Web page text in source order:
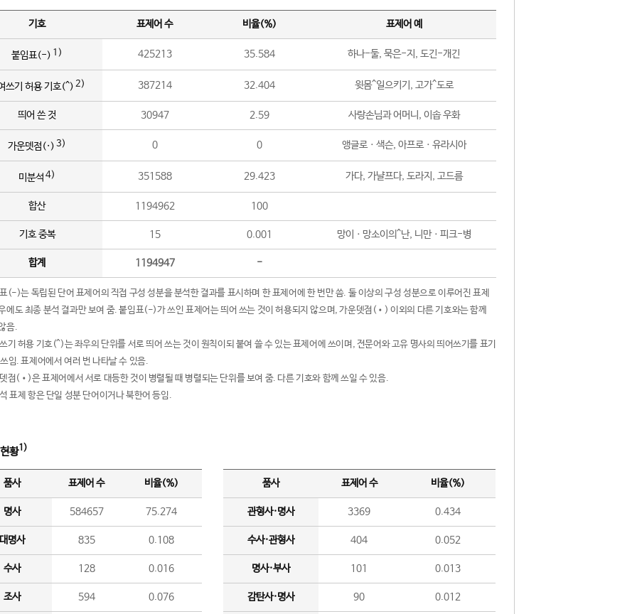
기호 표제어 수 비율(%) 표제어 예
붙임표(-) 1) 425213 35.584 하나-둘, 묵은-지, 도긴-개긴
쓰기 허용 기호(^) 2) 387214 32.404 윗몸^일으키기, 고가^도로
띄어 쓴 것 30947 2.59 사랑손님과 어머니, 이솝 우화
가운뎃점(·) 3) 0 0 앵글로ㆍ색슨, 아프로ㆍ유라시아
미분석 4) 351588 29.423 가다, 가냘프다, 도라지, 고드름
합산 1194962 100
기호 중복 15 0.001 망이ㆍ망소이의^난, 니만ㆍ피크-병
합계 1194947 -
(-)는 독립된 단어 표제어의 직접 구성 성분을 분석한 결과를 표시하며 한 표제어에 한 번만 씀. 둘 이상의 구성 성분으로 이루어진 표제
에도 최종 분석 결과만 보여 줌. 붙임표(-)가 쓰인 표제어는 띄어 쓰는 것이 허용되지 않으며, 가운뎃점(•) 이외의 다른 기호와는 함께
음.
기 허용 기호(^)는 좌우의 단위를 서로 띄어 쓰는 것이 원칙이되 붙여 쓸 수 있는 표제어에 쓰이며, 전문어와 고유 명사의 띄어쓰기를 표기
임. 표제어에서 여러 번 나타날 수 있음.
점(•)은 표제어에서 서로 대등한 것이 병렬될 때 병렬되는 단위를 보여 줌. 다른 기호와 함께 쓰일 수 있음.
표제 항은 단일 성분 단어이거나 북한어 등임.
황1)
품사 표제어 수 비율(%)
명사 584657 75.274
명사 835 0.108
수사 128 0.016
조사 594 0.076
품사 표제어 수 비율(%)
관형사·명사 3369 0.434
수사·관형사 404 0.052
명사·부사 101 0.013
감탄사·명사 90 0.012